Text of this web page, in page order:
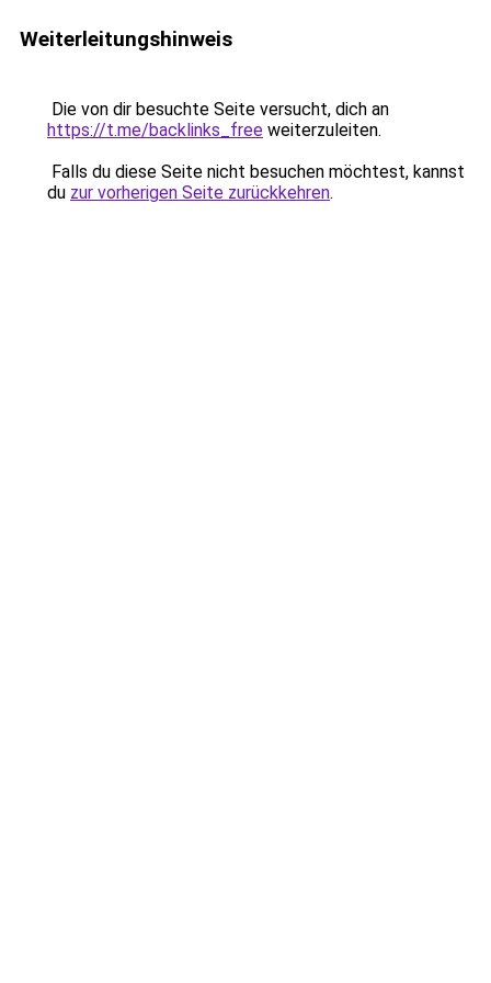
Weiterleitungshinweis
Die von dir besuchte Seite versucht, dich an
https://t.me/backlinks_free weiterzuleiten.
Falls du diese Seite nicht besuchen möchtest, kannst
du zur vorherigen Seite zurückkehren.